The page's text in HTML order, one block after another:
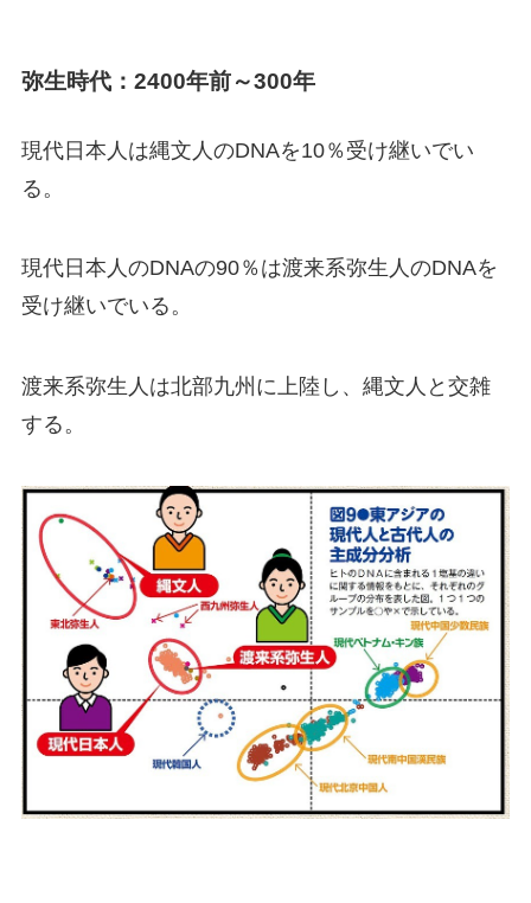
弥生時代：2400年前～300年
現代日本人は縄文人のDNAを10％受け継いでい
る。
現代日本人のDNAの90％は渡来系弥生人のDNAを
受け継いでいる。
渡来系弥生人は北部九州に上陸し、縄文人と交雑
する。